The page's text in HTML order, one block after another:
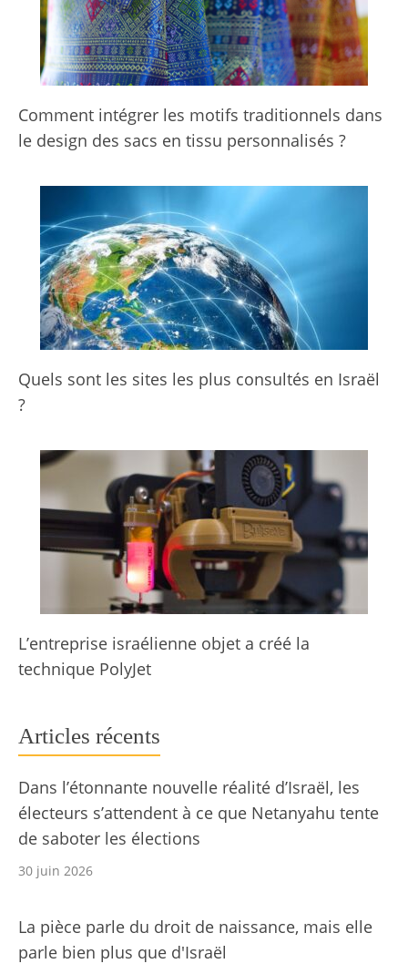
Comment intégrer les motifs traditionnels dans
le design des sacs en tissu personnalisés ?
Quels sont les sites les plus consultés en Israël
?
L’entreprise israélienne objet a créé la
technique PolyJet
Articles récents
Dans l’étonnante nouvelle réalité d’Israël, les
électeurs s’attendent à ce que Netanyahu tente
de saboter les élections
30 juin 2026
La pièce parle du droit de naissance, mais elle
parle bien plus que d'Israël